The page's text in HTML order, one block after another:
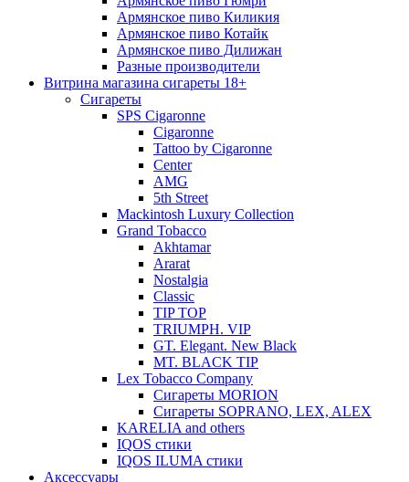
Армянское пиво Киликия
Армянское пиво Котайк
Армянское пиво Дилижан
Разные производители
Витрина магазина сигареты 18+
Cигареты
SPS Cigaronne
Сigaronne
Tattoo by Cigaronne
Center
AMG
5th Street
Mackintosh Luxury Collection
Grand Tobacco
Akhtamar
Ararat
Nostalgia
Classic
TIP TOP
TRIUMPH. VIP
GT. Elegant. New Black
MT. BLACK TIP
Lex Tobacco Company
Сигареты MORION
Сигареты SOPRANO, LEX, ALEX
KARELIA and others
IQOS стики
IQOS ILUMA стики
Аксессуары